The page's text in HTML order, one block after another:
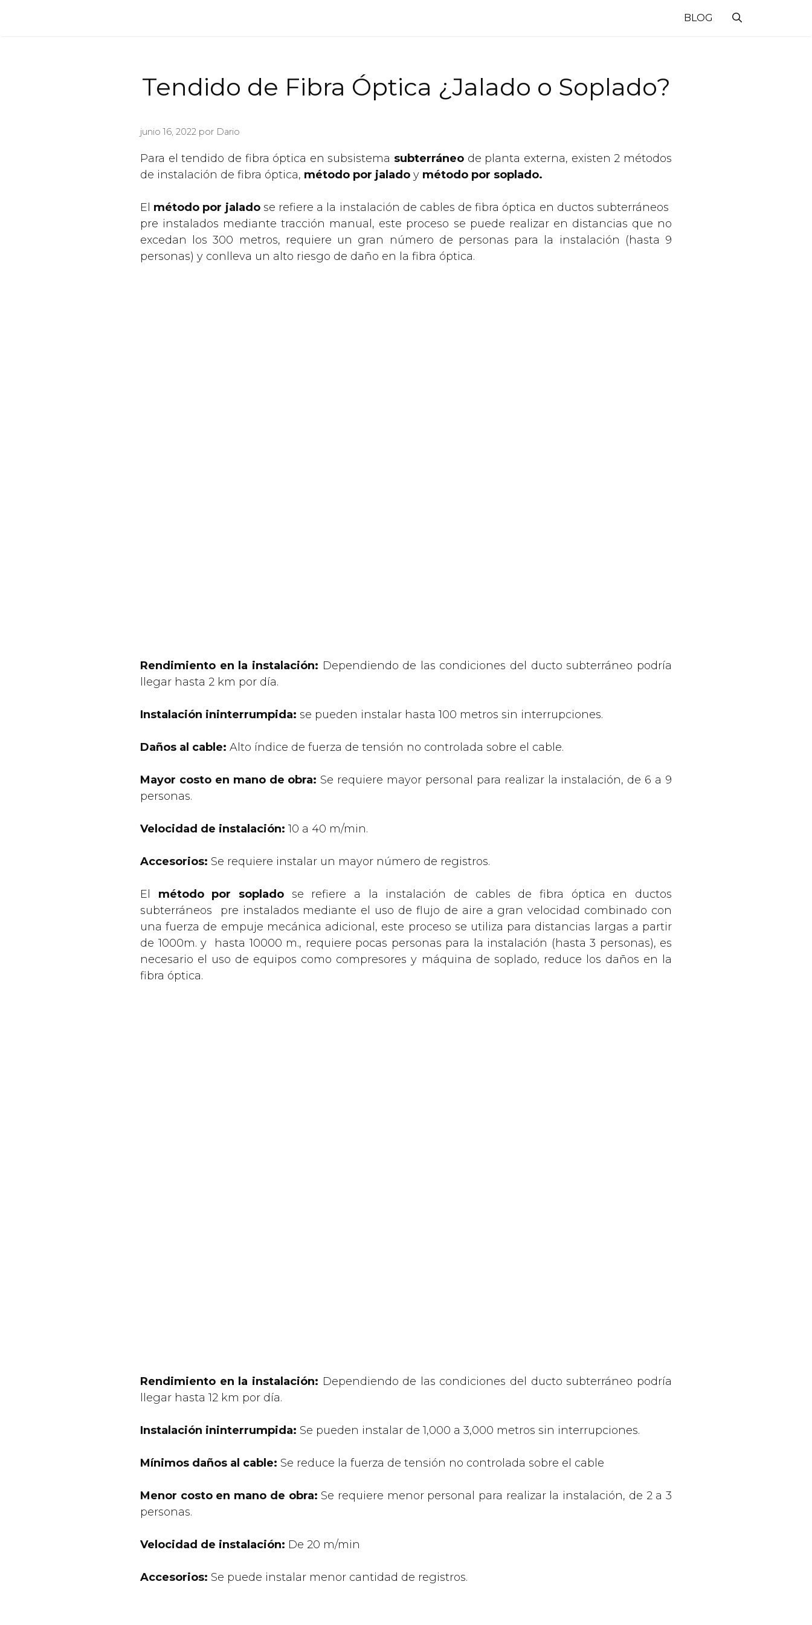
BLOG
Tendido de Fibra Óptica ¿Jalado o Soplado?
junio 16, 2022 por Dario
Para el tendido de fibra óptica en subsistema subterráneo de planta externa, existen 2 métodos
de instalación de fibra óptica, método por jalado y método por soplado.
El método por jalado se refiere a la instalación de cables de fibra óptica en ductos subterráneos
pre instalados mediante tracción manual, este proceso se puede realizar en distancias que no
excedan los 300 metros, requiere un gran número de personas para la instalación (hasta 9
personas) y conlleva un alto riesgo de daño en la fibra óptica.
Rendimiento en la instalación: Dependiendo de las condiciones del ducto subterráneo podría
llegar hasta 2 km por día.
Instalación ininterrumpida: se pueden instalar hasta 100 metros sin interrupciones.
Daños al cable: Alto índice de fuerza de tensión no controlada sobre el cable.
Mayor costo en mano de obra: Se requiere mayor personal para realizar la instalación, de 6 a 9
personas.
Velocidad de instalación: 10 a 40 m/min.
Accesorios: Se requiere instalar un mayor número de registros.
El método por soplado se refiere a la instalación de cables de fibra óptica en ductos
subterráneos pre instalados mediante el uso de flujo de aire a gran velocidad combinado con
una fuerza de empuje mecánica adicional, este proceso se utiliza para distancias largas a partir
de 1000m. y hasta 10000 m., requiere pocas personas para la instalación (hasta 3 personas), es
necesario el uso de equipos como compresores y máquina de soplado, reduce los daños en la
fibra óptica.
Rendimiento en la instalación: Dependiendo de las condiciones del ducto subterráneo podría
llegar hasta 12 km por día.
Instalación ininterrumpida: Se pueden instalar de 1,000 a 3,000 metros sin interrupciones.
Mínimos daños al cable: Se reduce la fuerza de tensión no controlada sobre el cable
Menor costo en mano de obra: Se requiere menor personal para realizar la instalación, de 2 a 3
personas.
Velocidad de instalación: De 20 m/min
Accesorios: Se puede instalar menor cantidad de registros.